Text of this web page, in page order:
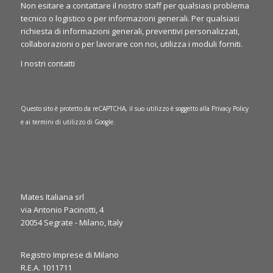
·Gio 6 Marzo, 2025
Non esitare a contattare il nostro staff per qualsiasi problema
tecnico o logistico o per informazioni generali. Per qualsiasi
richiesta di informazioni generali, preventivi personalizzati,
collaborazioni o per lavorare con noi, utilizza i moduli forniti.
I nostri contatti
Questo sito è protetto da reCAPTCHA, il suo utilizzo è soggetto alla Privacy Policy
e ai termini di utilizzodi Google.
Mates Italiana srl
via Antonio Pacinotti, 4
20054 Segrate - Milano, Italy
Registro Imprese di Milano
R.E.A. 1011711